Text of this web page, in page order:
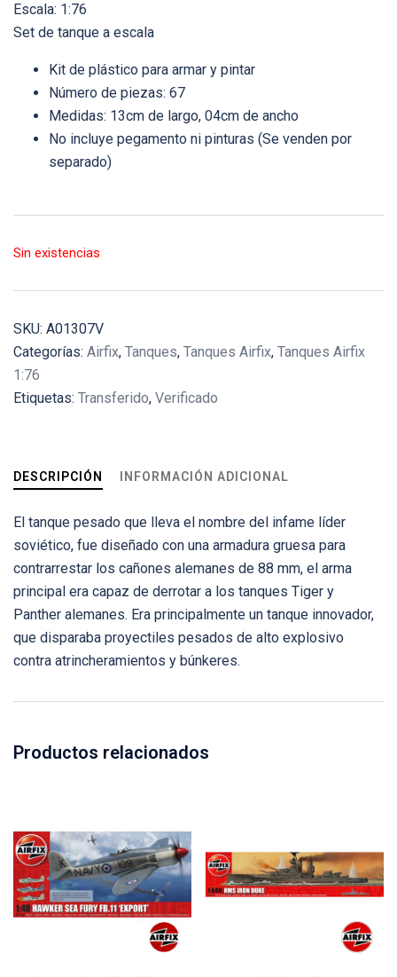
Escala: 1:76
Set de tanque a escala
Kit de plástico para armar y pintar
Número de piezas: 67
Medidas: 13cm de largo, 04cm de ancho
No incluye pegamento ni pinturas (Se venden por
separado)
Sin existencias
SKU: A01307V
Categorías: Airfix, Tanques, Tanques Airfix, Tanques Airfix
1:76
Etiquetas: Transferido, Verificado
DESCRIPCIÓN INFORMACIÓN ADICIONAL
El tanque pesado que lleva el nombre del infame líder
soviético, fue diseñado con una armadura gruesa para
contrarrestar los cañones alemanes de 88 mm, el arma
principal era capaz de derrotar a los tanques Tiger y
Panther alemanes. Era principalmente un tanque innovador,
que disparaba proyectiles pesados ​​de alto explosivo
contra atrincheramientos y búnkeres.
Productos relacionados